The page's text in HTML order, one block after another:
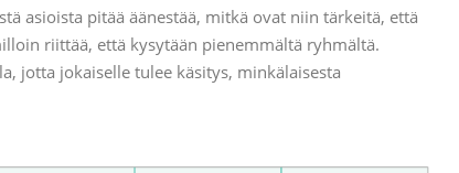
asioista pitää äänestää, mitkä ovat niin tärkeitä, että
riittää, että kysytään pienemmältä ryhmältä.
jotta jokaiselle tulee käsitys, minkälaisesta